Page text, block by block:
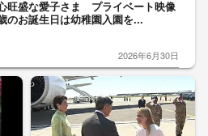
旺盛な愛子さま プライベート映像
のお誕生日は幼稚園入園を...
2026年6月30日